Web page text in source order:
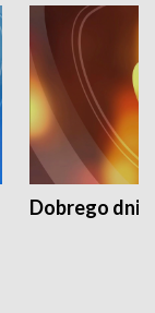
Dobrego dnia